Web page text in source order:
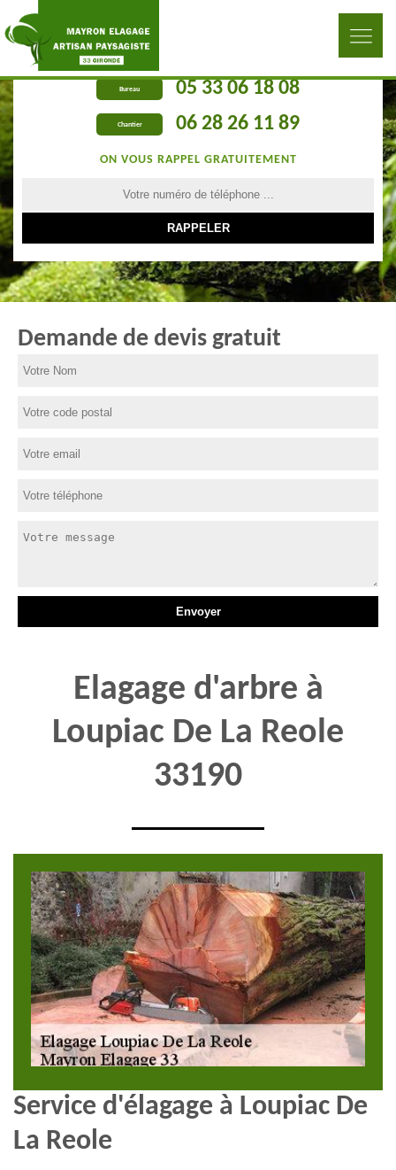
Bureau 05 33 06 18 08
Chantier 06 28 26 11 89
ON VOUS RAPPEL GRATUITEMENT
Demande de devis gratuit
Elagage d'arbre à
Loupiac De La Reole
33190
Service d'élagage à Loupiac De
La Reole